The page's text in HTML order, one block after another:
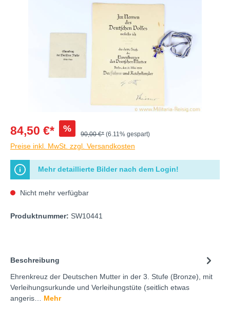
84,50 €* %
90,00 €* (6.11% gespart)
Preise inkl. MwSt. zzgl. Versandkosten
Mehr detaillierte Bilder nach dem Login!
Nicht mehr verfügbar
Produktnummer: SW10441
Beschreibung
Ehrenkreuz der Deutschen Mutter in der 3. Stufe (Bronze), mit
Verleihungsurkunde und Verleihungstüte (seitlich etwas
angeris… Mehr